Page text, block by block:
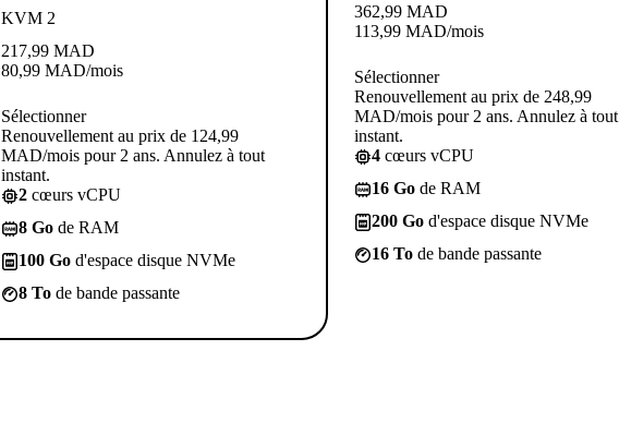
KVM 2
217,99 MAD
80,99 MAD/mois
Sélectionner
Renouvellement au prix de 124,99
MAD/mois pour 2 ans. Annulez à tout
instant.
2 cœurs vCPU
8 Go de RAM
100 Go d'espace disque NVMe
8 To de bande passante
362,99 MAD
113,99 MAD/mois
Sélectionner
Renouvellement au prix de 248,99
MAD/mois pour 2 ans. Annulez à tout
instant.
4 cœurs vCPU
16 Go de RAM
200 Go d'espace disque NVMe
16 To de bande passante